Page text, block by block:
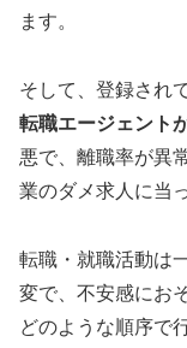
ます。
そして、登録され
転職エージェント
悪で、離職率が異
業のダメ求人に当
転職・就職活動は
変で、不安感にお
どのような順序で